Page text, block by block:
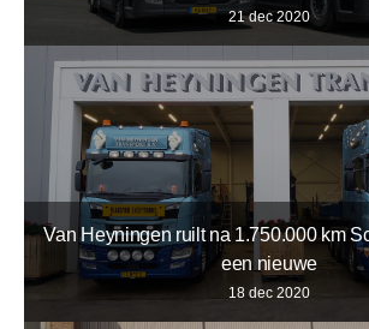
21 dec 2020
Van Heyningen ruilt na 1.750.000 km
een nieuwe
18 dec 2020